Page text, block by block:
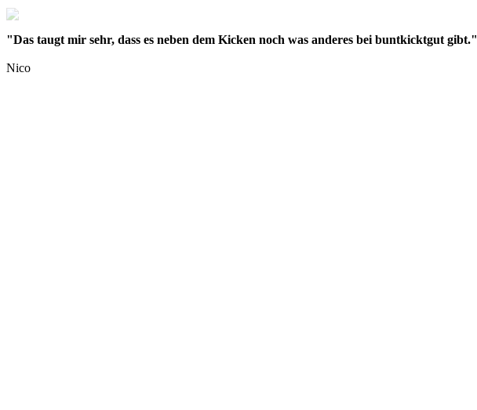
"Das taugt mir sehr, dass es neben dem Kicken noch was anderes bei buntkicktgut gibt."
Nico